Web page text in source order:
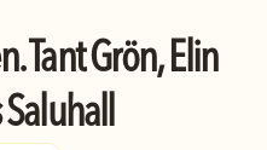
Tant Grön, Elin